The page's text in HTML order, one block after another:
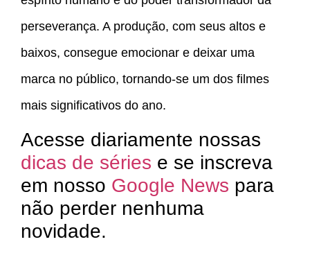
perseverança. A produção, com seus altos e
baixos, consegue emocionar e deixar uma
marca no público, tornando-se um dos filmes
mais significativos do ano.
Acesse diariamente nossas
dicas de séries e se inscreva
em nosso Google News para
não perder nenhuma
novidade.